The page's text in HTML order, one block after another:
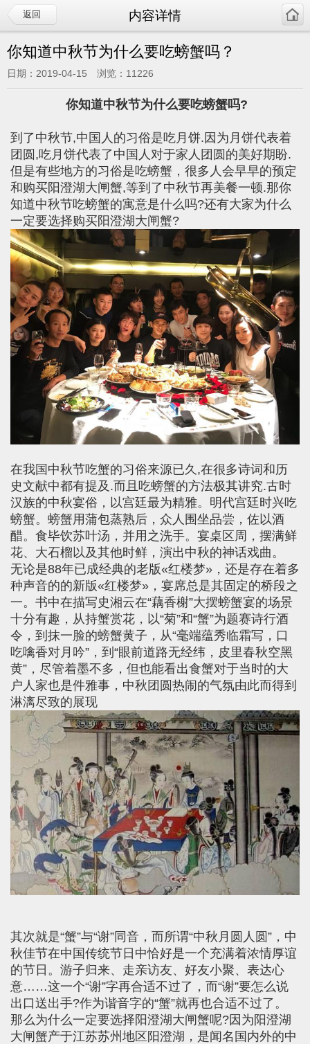
内容详情
返回
你知道中秋节为什么要吃螃蟹吗？
日期：2019-04-15 浏览：11226
你知道中秋节为什么要吃螃蟹吗?
到了中秋节,中国人的习俗是吃月饼.因为月饼代表着
团圆,吃月饼代表了中国人对于家人团圆的美好期盼.
但是有些地方的习俗是吃螃蟹，很多人会早早的预定
和购买阳澄湖大闸蟹,等到了中秋节再美餐一顿.那你
知道中秋节吃螃蟹的寓意是什么吗?还有大家为什么
一定要选择购买阳澄湖大闸蟹?
在我国中秋节吃蟹的习俗来源已久,在很多诗词和历
史文献中都有提及.而且吃螃蟹的方法极其讲究.古时
汉族的中秋宴俗，以宫廷最为精雅。明代宫廷时兴吃
螃蟹。螃蟹用蒲包蒸熟后，众人围坐品尝，佐以酒
醋。食毕饮苏叶汤，并用之洗手。宴桌区周，摆满鲜
花、大石榴以及其他时鲜，演出中秋的神话戏曲。
无论是88年已成经典的老版«红楼梦»，还是存在着多
种声音的的新版«红楼梦»，宴席总是其固定的桥段之
一。书中在描写史湘云在“藕香榭”大摆螃蟹宴的场景
十分有趣，从持蟹赏花，以“菊”和“蟹”为题赛诗行酒
令，到抹一脸的螃蟹黄子，从“毫端蕴秀临霜写，口
吃噙香对月吟”，到“眼前道路无经纬，皮里春秋空黑
黄”，尽管着墨不多，但也能看出食蟹对于当时的大
户人家也是件雅事，中秋团圆热闹的气氛由此而得到
淋漓尽致的展现
其次就是“蟹”与“谢”同音，而所谓“中秋月圆人圆”，中
秋佳节在中国传统节日中恰好是一个充满着浓情厚谊
的节日。游子归来、走亲访友、好友小聚、表达心
意……这一个“谢”字再合适不过了，而“谢”要怎么说
出口送出手?作为谐音字的“蟹”就再也合适不过了。
那么为什么一定要选择阳澄湖大闸蟹呢?因为阳澄湖
大闸蟹产于江苏苏州地区阳澄湖，是闻名国内外的中